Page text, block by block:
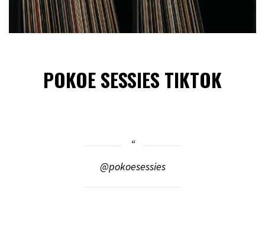
POKOE SESSIES TIKTOK
@pokoesessies